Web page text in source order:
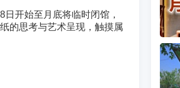
开始至月底将临时闭馆，
的思考与艺术呈现，触摸属